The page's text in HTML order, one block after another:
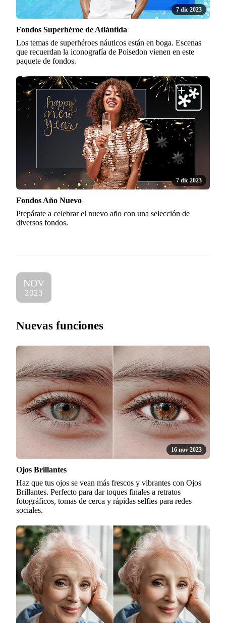
7 dic 2023
Fondos Superhéroe de Atlántida
Los temas de superhéroes náuticos están en boga. Escenas
que recuerdan la iconografía de Poisedon vienen en este
paquete de fondos.
7 dic 2023
Fondos Año Nuevo
Prepárate a celebrar el nuevo año con una selección de
diversos fondos.
NOV
2023
Nuevas funciones
16 nov 2023
Ojos Brillantes
Haz que tus ojos se vean más frescos y vibrantes con Ojos
Brillantes. Perfecto para dar toques finales a retratos
fotográficos, tomas de cerca y rápidas selfies para redes
sociales.